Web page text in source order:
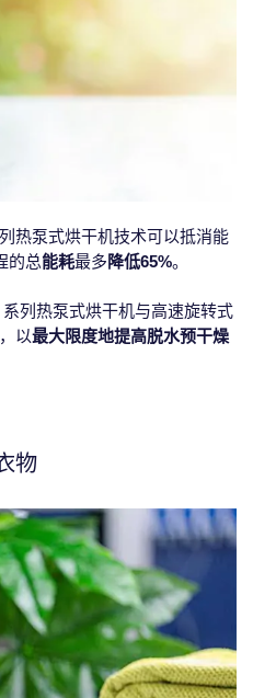
热泵式烘干机技术可以抵消能
的总能耗最多降低65%。
系列热泵式烘干机与高速旋转式
以最大限度地提高脱水预干燥
物